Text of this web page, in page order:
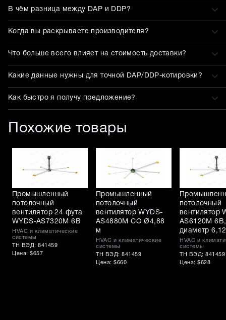
В чём разница между DAP и DDP?
Когда вы раскрываете производителя?
Что больше всего влияет на стоимость доставки?
Какие данные нужны для точной DAP/DDP-котировки?
Как быстро я получу предложение?
Похожие товары
Промышленный
потолочный
вентилятор 24 фута
WYDS-AS7320M 6B
HVAC и климатические
системы
ТН ВЭД: 841459
Цена: $657
Промышленный
потолочный
вентилятор WYDS-
AS4880M CO Ø4,88
м
HVAC и климатические
системы
ТН ВЭД: 841459
Цена: $660
потолочный
вентилятор
AS6120M 6B,
диаметр
HVAC и
системы
ТН ВЭД: 841459
Цена: $628